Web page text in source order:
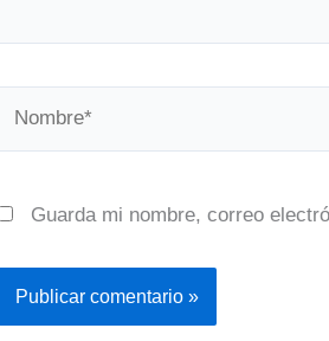
Guarda mi nombre, correo